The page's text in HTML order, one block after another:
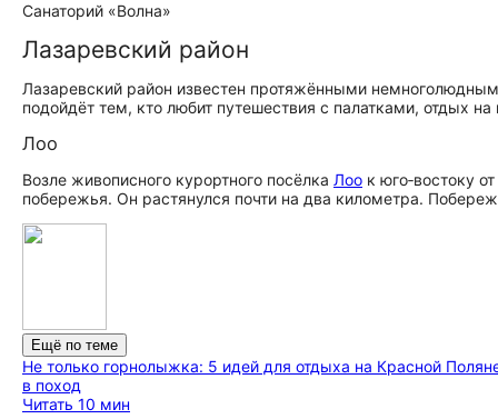
Санаторий «Волна»
Лазаревский район
Лазаревский район известен протяжёнными
подойдёт тем, кто любит путешествия с палатками, отдых
Лоо
Возле живописного курортного посёлка Лоо к юго‑востоку
побережья. Он растянулся почти на два километра.
Ещё по теме
Не только горнолыжка: 5 идей для отдыха на Красной
в поход
Читать 10 мин